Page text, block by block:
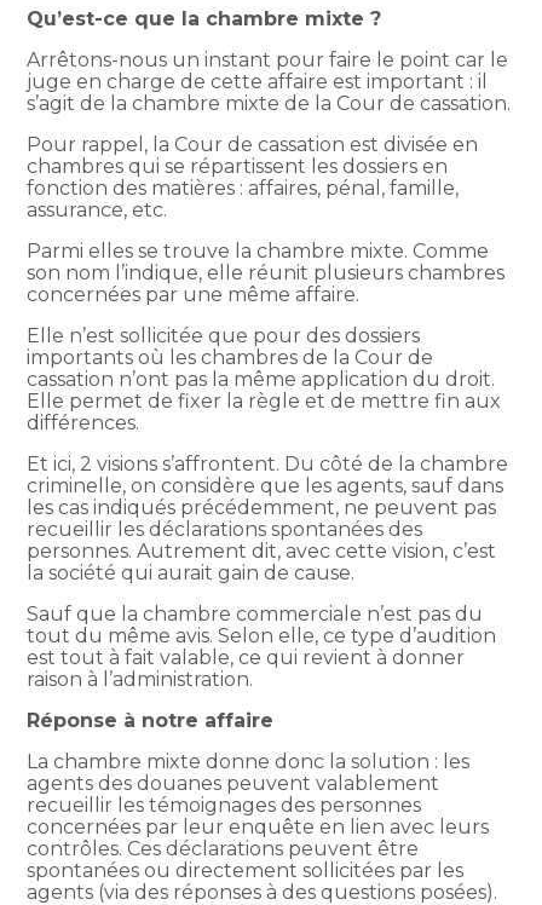
Qu’est-ce que la chambre mixte ?
Arrêtons-nous un instant pour faire le point car le
juge en charge de cette affaire est important : il
s’agit de la chambre mixte de la Cour de cassation.
Pour rappel, la Cour de cassation est divisée en
chambres qui se répartissent les dossiers en
fonction des matières : affaires, pénal, famille,
assurance, etc.
Parmi elles se trouve la chambre mixte. Comme
son nom l’indique, elle réunit plusieurs chambres
concernées par une même affaire.
Elle n’est sollicitée que pour des dossiers
importants où les chambres de la Cour de
cassation n’ont pas la même application du droit.
Elle permet de fixer la règle et de mettre fin aux
différences.
Et ici, 2 visions s’affrontent. Du côté de la chambre
criminelle, on considère que les agents, sauf dans
les cas indiqués précédemment, ne peuvent pas
recueillir les déclarations spontanées des
personnes. Autrement dit, avec cette vision, c’est
la société qui aurait gain de cause.
Sauf que la chambre commerciale n’est pas du
tout du même avis. Selon elle, ce type d’audition
est tout à fait valable, ce qui revient à donner
raison à l’administration.
Réponse à notre affaire
La chambre mixte donne donc la solution : les
agents des douanes peuvent valablement
recueillir les témoignages des personnes
concernées par leur enquête en lien avec leurs
contrôles. Ces déclarations peuvent être
spontanées ou directement sollicitées par les
agents (via des réponses à des questions posées).